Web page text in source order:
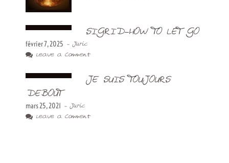
SIGRID-HOW TO LET GO
février 7, 2025 - Juric
Leave a Comment
JE SUIS TOUJOURS
DEBOUT
mars 25, 2021 - Juric
Leave a Comment